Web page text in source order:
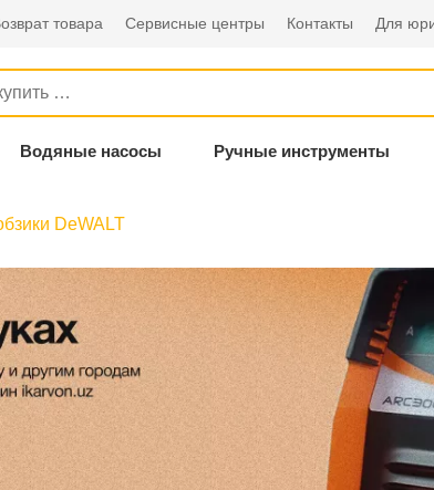
товара Сервисные центры Контакты Для
Водяные насосы Ручные инструменты
DeWALT